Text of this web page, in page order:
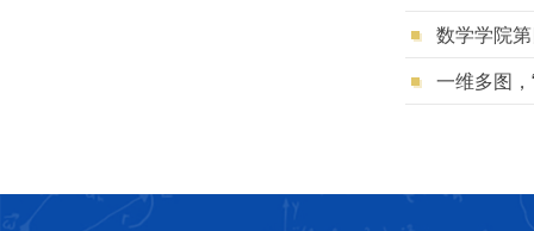
数学学院
一维多图，